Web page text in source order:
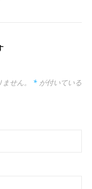
せん。 * が付いている